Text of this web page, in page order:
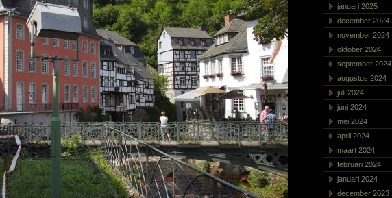
januari 2025
december 2024
november 2024
oktober 2024
september 2024
augustus 2024
juli 2024
juni 2024
mei 2024
april 2024
maart 2024
februari 2024
januari 2024
december 2023